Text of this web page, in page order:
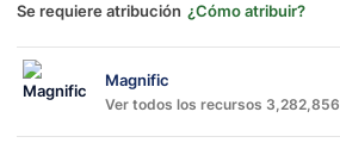
Se requiere atribución ¿Cómo atribuir?
Magnific
Ver todos los recursos 3,282,856